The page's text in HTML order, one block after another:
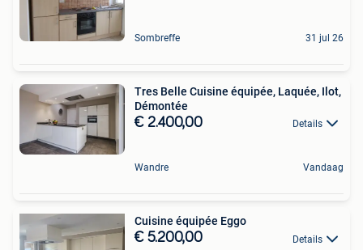
Sombreffe 31 jul 26
Tres Belle Cuisine équipée, Laquée, Ilot,
Démontée
€ 2.400,00 Details
Wandre Vandaag
Cuisine équipée Eggo
€ 5.200,00 Details